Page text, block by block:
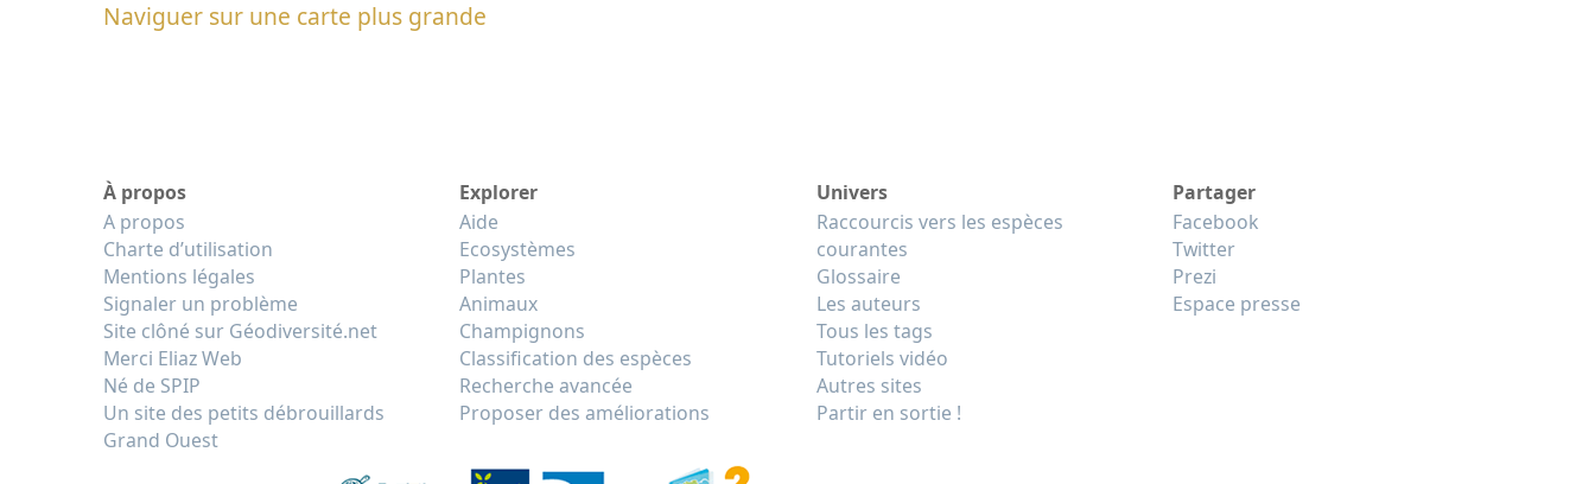
Naviguer sur une carte plus grande
À propos
A propos
Charte d’utilisation
Mentions légales
Signaler un problème
Site clôné sur Géodiversité.net
Merci Eliaz Web
Né de SPIP
Un site des petits débrouillards
Grand Ouest
Explorer
Aide
Ecosystèmes
Plantes
Animaux
Champignons
Classification des espèces
Recherche avancée
Proposer des améliorations
Univers
Raccourcis vers les espèces
courantes
Glossaire
Les auteurs
Tous les tags
Tutoriels vidéo
Autres sites
Partir en sortie !
Partager
Facebook
Twitter
Prezi
Espace presse